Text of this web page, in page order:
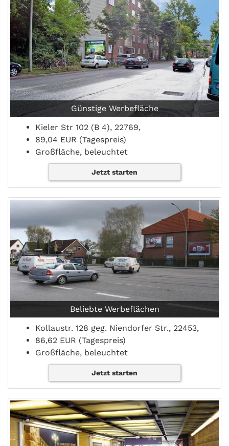
Günstige Werbefläche
Kieler Str 102 (B 4), 22769,
89,04 EUR (Tagespreis)
Großfläche, beleuchtet
Jetzt starten
Beliebte Werbeflächen
Kollaustr. 128 geg. Niendorfer Str., 22453,
86,62 EUR (Tagespreis)
Großfläche, beleuchtet
Jetzt starten